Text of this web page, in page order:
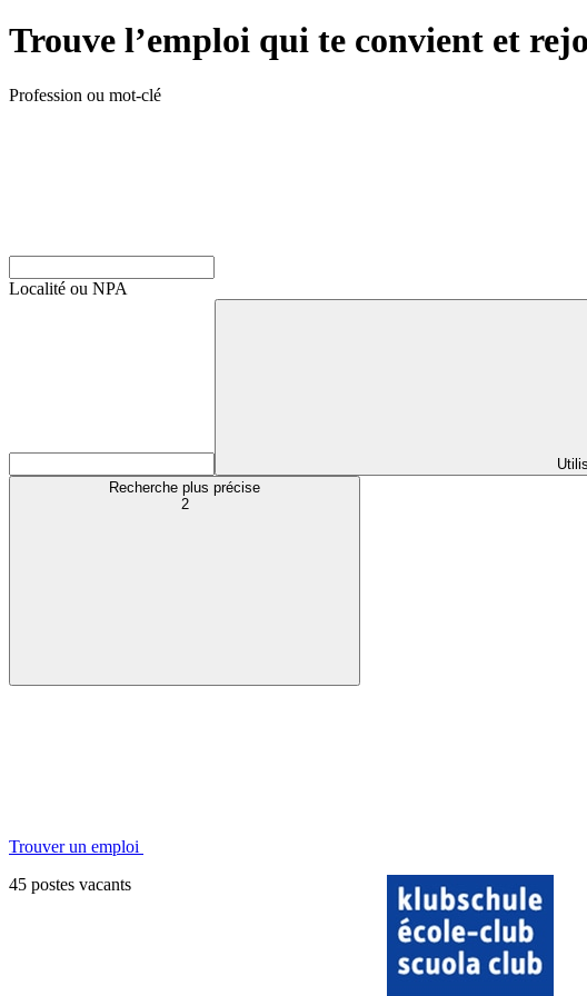
Trouve l’emploi qui te convient et
Profession ou mot-clé
Localité ou NPA
Recherche plus précise
2
Trouver un emploi
45 postes vacants